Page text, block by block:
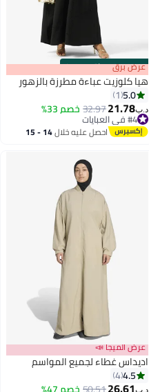
00m:00s
·باقي 100% عرض برق
هيا كلوزيت عباءة مطرزة بالزهور
5.0
1
د.ب‏21.78
32.97خصم 33%
#4 في العبايات
#4 في العبايات احصل عليه خلال 14 - 15
عرض الميجا 📣
اديداس غطاء لجميع المواسم
4.5
4